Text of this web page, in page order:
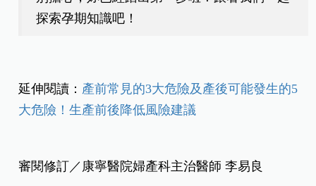
探索孕期知識吧！
延伸閱讀： 產前常見的3大危險及產後可能發生的5
大危險！生產前後降低風險建議
審閱修訂／康寧醫院婦產科主治醫師 李易良